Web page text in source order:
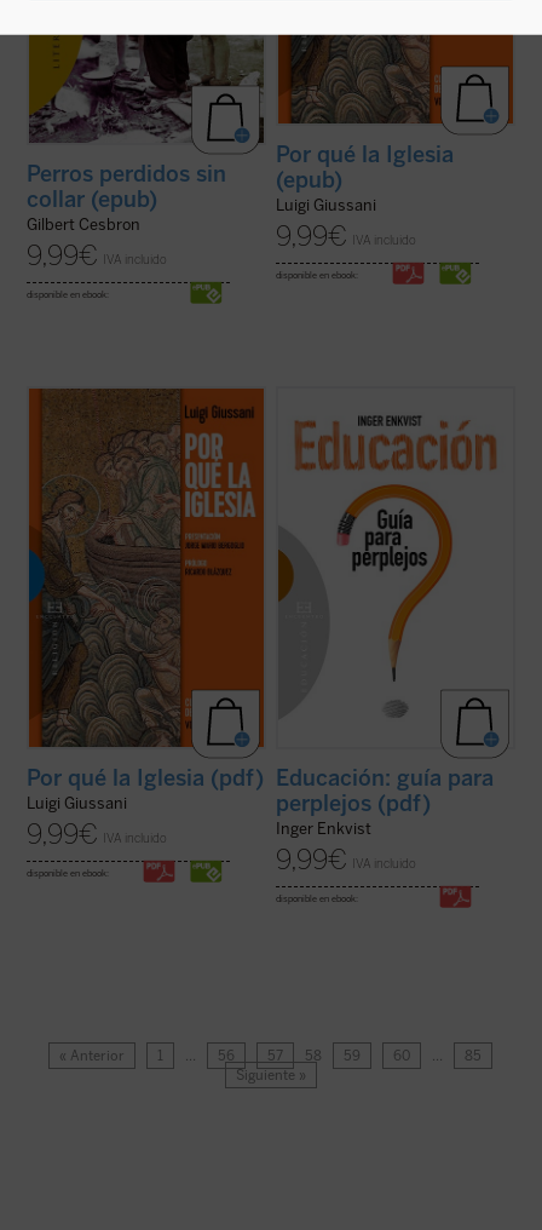
Perros perdidos sin
collar (epub)
Gilbert Cesbron
9,99€ IVA incluido
disponible en ebook:
Por qué la Iglesia
(epub)
Luigi Giussani
9,99€ IVA incluido
disponible en ebook:
«Viviendo la experiencia de la comunidad
cristiana el hombre de hoy puede verificar
que esta realidad no es solamente humana,
sino que esta vida corresponde a las
exigencias más radicales del corazón, que
permite encarar las circunstancias y los ...
(ver ficha)
Por qué la Iglesia (pdf)
Luigi Giussani
9,99€ IVA incluido
disponible en ebook:
Educación: guía para
perplejos (pdf)
Inger Enkvist
9,99€ IVA incluido
disponible en ebook:
« Anterior 1 … 56 57 58 59 60 …
85
Siguiente »